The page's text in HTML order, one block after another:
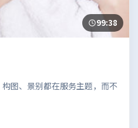
99:38
图、景别都在服务主题，而不